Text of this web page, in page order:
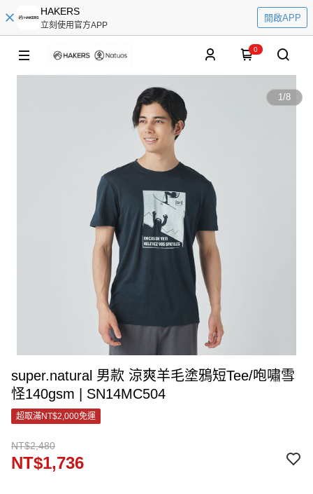
HAKERS
立刻使用官方APP
開啟APP
0
1/8
super.natural 男款 涼爽羊毛塗鴉短Tee/咆嘯雪
怪140gsm | SN14MC504
超取滿NT$2,000免運
NT$2,480
NT$1,736